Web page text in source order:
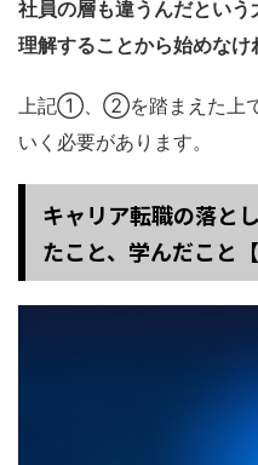
社員の層も違うんだとい
理解することから始めなけ
上記①、②を踏まえた上で
いく必要があります。
キャリア転職の落と
たこと、学んだこと【